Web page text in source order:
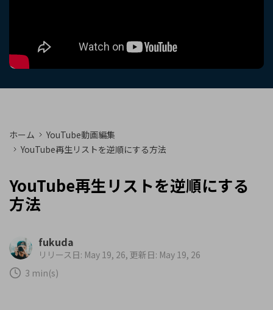
ホーム
YouTube動画編集
YouTube再生リストを逆順にする方法
YouTube再生リストを逆順にする
方法
fukuda
リリース日: May 19, 26, 更新日: May 19, 26
3 min(s)